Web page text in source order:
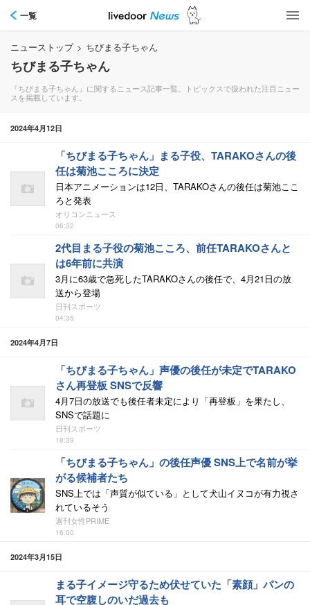
一覧
ニューストップ > ちびまる子ちゃん
ちびまる子ちゃん
『ちびまる子ちゃん』に関するニュース記事一覧。トピックスで扱われた注目ニュー
スを掲載しています。
2024年4月12日
「ちびまる子ちゃん」まる子役、TARAKOさんの後
任は菊池こころに決定
日本アニメーションは12日、TARAKOさんの後任は菊池ここ
ろと発表
オリコンニュース
06:32
2代目まる子役の菊池こころ、前任TARAKOさんと
は6年前に共演
3月に63歳で急死したTARAKOさんの後任で、4月21日の放
送から登場
日刊スポーツ
04:35
2024年4月7日
「ちびまる子ちゃん」声優の後任が未定でTARAKO
さん再登板 SNSで反響
4月7日の放送でも後任者未定により「再登板」を果たし、
SNSで話題に
日刊スポーツ
18:39
「ちびまる子ちゃん」の後任声優 SNS上で名前が挙
がる候補者たち
SNS上では「声質が似ている」として犬山イヌコが有力視さ
れているそう
週刊女性PRIME
16:00
2024年3月15日
まる子イメージ守るため伏せていた「素顔」パンの
耳で空腹しのいだ過去も